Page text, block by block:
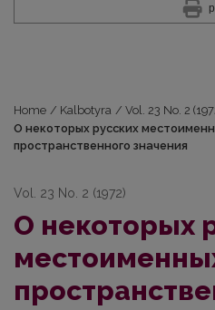
Home / Kalbotyra / Vol. 23 No. 2
О некоторых русских
пространственного значения
Vol. 23 No. 2 (1972)
О некоторых